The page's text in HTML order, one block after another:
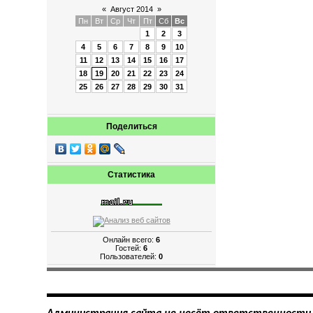
« Август 2014 »
Пн
Вт Ср Чт Пт Сб
Вс
1
2
3
4
5 6 7 8 9
10
11
12 13 14 15 16
17
18
19 20 21 22 23
24
25
26 27 28 29 30 31
Поделиться
Статистика
Онлайн всего:6
Гостей:6
Пользователей:0